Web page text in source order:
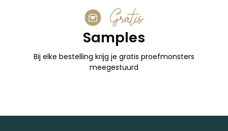
Gratis
Samples
Bij elke bestelling krijg je gratis proefmonsters
meegestuurd